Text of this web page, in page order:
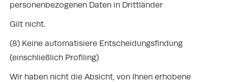
personenbezogenen Daten in Drittländer
Gilt nicht.
(8) Keine automatisiere Entscheidungsfindung
(einschließlich Profiling)
Wir haben nicht die Absicht, von Ihnen erhobene